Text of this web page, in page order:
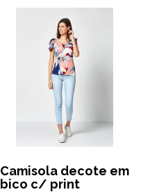
Camisola decote em
bico c/ print